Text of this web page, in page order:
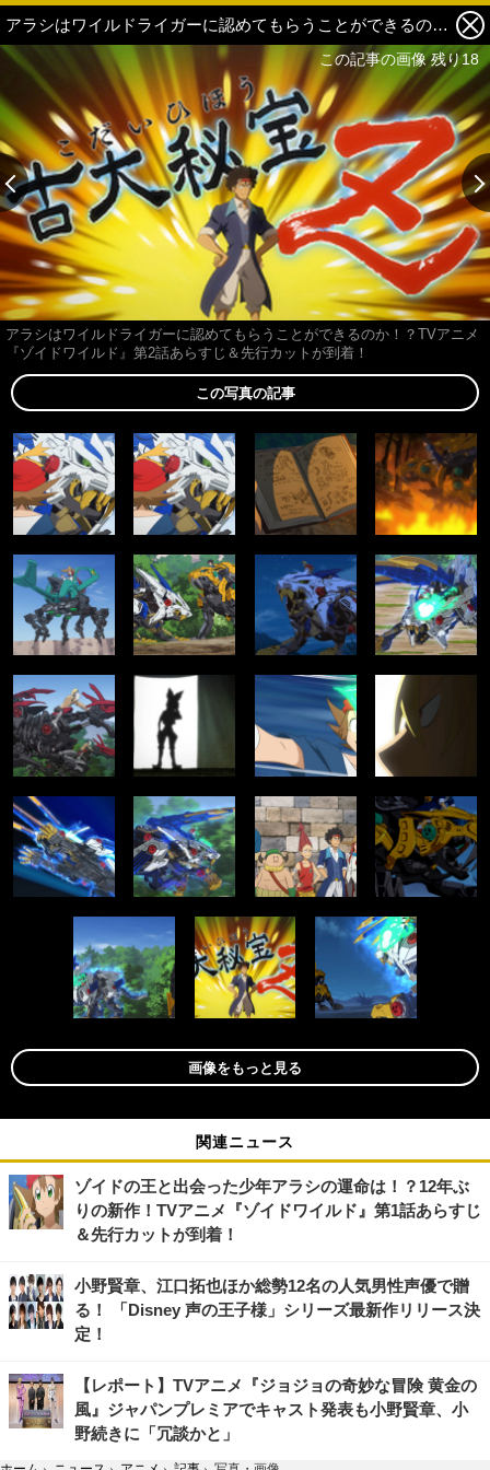
アラシはワイルドライガーに認めてもらうことができるのか！？TVアニメ『ゾイドワイルド』第2話あらすじ＆先行カットが到着！ 18枚目の写真・画像
アラシはワイルドライガーに認めてもらうことができるのか！？TVアニメ
『ゾイドワイルド』第2話あらすじ＆先行カットが到着！
この写真の記事
画像をもっと見る
関連ニュース
ゾイドの王と出会った少年アラシの運命は！？12年ぶ
りの新作！TVアニメ『ゾイドワイルド』第1話あらすじ
＆先行カットが到着！
小野賢章、江口拓也ほか総勢12名の人気男性声優で贈
る！ 「Disney 声の王子様」シリーズ最新作リリース決
定！
【レポート】TVアニメ『ジョジョの奇妙な冒険 黄金の
風』ジャパンプレミアでキャスト発表も小野賢章、小
野続きに「冗談かと」
この記事の画像 残り18
ホーム › ニュース › アニメ › 記事 ›